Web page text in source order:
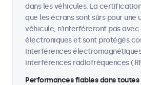
dans les véhicules. La
que les écrans sont sûrs pour une
véhicule, n'interféreront pas avec
électroniques et sont protégés
interférences
interférences radiofréquences
Performances fiables dans